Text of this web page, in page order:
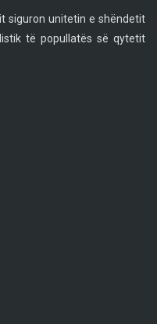
siguron unitetin e shëndetit
të popullatës së qytetit